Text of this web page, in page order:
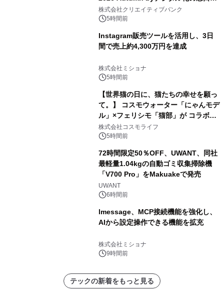
開催
株式会社クリエイティブバンク
5時間前
Instagram販売ツールを活用し、3日
間で売上約4,300万円を達成
株式会社ミショナ
5時間前
【世界猫の日に、猫たちの幸せを願っ
て。】 コスモウォーター「にゃんモデ
ル」×フェリシモ「猫部」が コラボキ
ャンペーンを実施
株式会社コスモライフ
5時間前
72時間限定50％OFF、UWANT、同社
最軽量1.04kgの自動ゴミ収集掃除機
「V700 Pro」をMakuakeで発売
UWANT
6時間前
lmessage、MCP接続機能を強化し、
AIから設定操作できる機能を拡充
株式会社ミショナ
9時間前
テックの新着をもっと見る